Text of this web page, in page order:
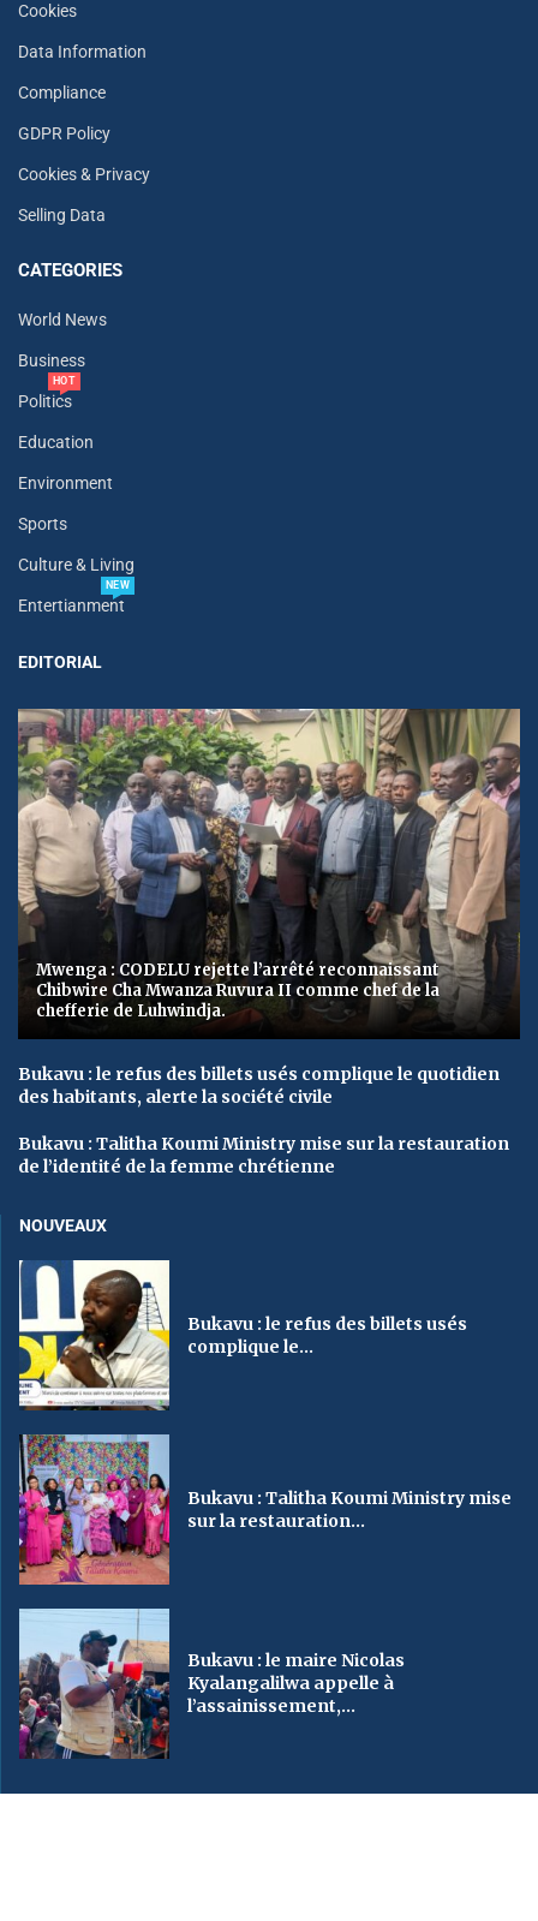
Cookies
Data Information
Compliance
GDPR Policy
Cookies & Privacy
Selling Data
CATEGORIES
World News
Business
Politics
HOT
Education
Environment
Sports
Culture & Living
Entertianment
NEW
EDITORIAL
Mwenga : CODELU rejette l’arrêté reconnaissant
Chibwire Cha Mwanza Ruvura II comme chef de la
chefferie de Luhwindja.
Bukavu : le refus des billets usés complique le quotidien
des habitants, alerte la société civile
Bukavu : Talitha Koumi Ministry mise sur la restauration
de l’identité de la femme chrétienne
NOUVEAUX
Bukavu : le refus des billets usés
complique le...
Bukavu : Talitha Koumi Ministry mise
sur la restauration...
Bukavu : le maire Nicolas
Kyalangalilwa appelle à
l’assainissement,...